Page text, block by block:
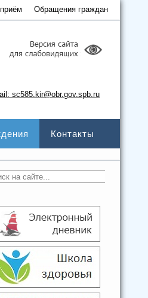
Обращения граждан
sc585.kir@obr.gov.spb.ru
Контакты